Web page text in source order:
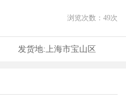
浏览次数： 49次
发货地: 上海市宝山区